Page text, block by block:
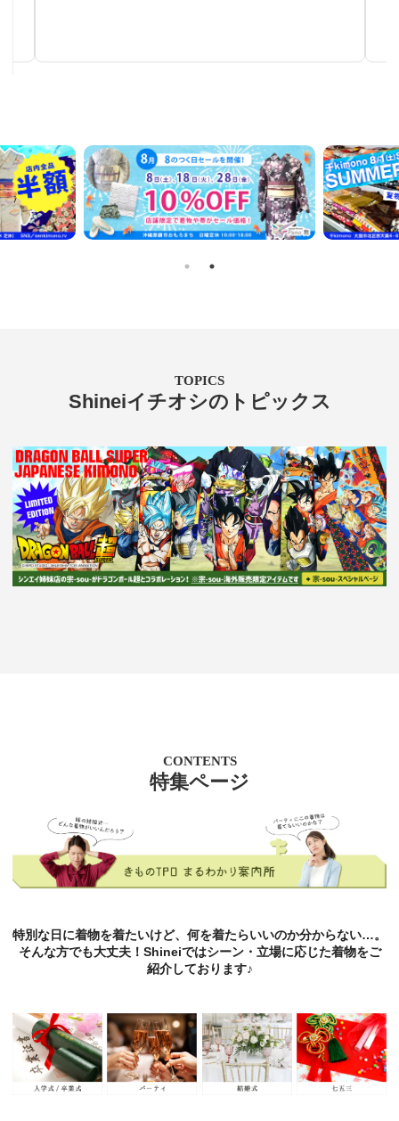
TOPICS
Shineiイチオシのトピックス
CONTENTS
特集ページ
特別な日に着物を着たいけど、何を着たらいいのか分からない…。
そんな方でも大丈夫！Shineiではシーン・立場に応じた着物をご
紹介しております♪